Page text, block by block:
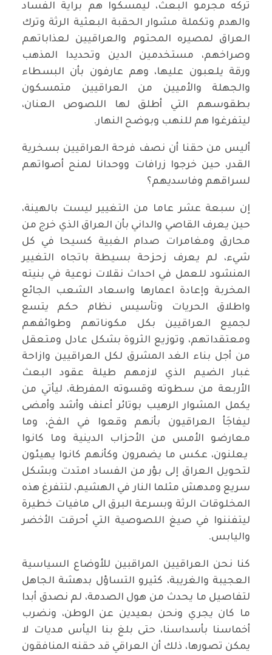
تركه مجرمو البعث، ليمسكوا هم براية الفساد
والهدم وتكملة مشوار الحقبة البعثية الرثة وترك
العراق لمصيره المحتوم والعراقيين لعذاباتهم
وصراخهم، مستخدمين الدين وتحديدا المذهب
ورقة يلعبون عليها، وهم عارفون بأن البسطاء
والجهلة والأميين من العراقيين متمسكون
بطقوسهم التي أطلق لها اللصوص العنان،
ليتفرغوا هم للنهب وبوضح النهار.
أليس من حقنا أن نصف فرحة العراقيين بسخرية
القدر، حين خرجوا زرافات ووحدانا لمنح أصواتهم
لسراقهم وفاسديهم؟
إن سبعة عشر عاما من التغيير ليست بالهينة،
حين يعرف القاصي والداني بأن العراق الذي خرج من
محارق ومغامرات صدام الغبية كسيحا في كل
شيء، لم يعرف زحزحة بسيطة باتجاه التغيير
المنشود للعمل في احداث نقلات نوعية في بنيته
المخربة وإعادة اعمارها واسعاد الشعب الجائع
واطلاق الحريات وتأسيس نظام حكم يتسع
لجميع العراقيين بكل مكوناتهم وطوائفهم
ومعتقداتهم، وتوزيع الثروة بشكل عادل ومتعقل
من أجل بناء الغد المشرق لكل العراقيين وازاحة
غبار الضيم الذي لازمهم طيلة عقود البعث
الأربعة من سطوته وقسوته المفرطة، ليأتي من
يكمل المشوار الرهيب بوتائر أعنف وأشد وأمضى
ليفاجَأ العراقيون بأنهم وقعوا في الفخ، وما
معارضو الأمس من الأحزاب الدينية وما كانوا
يعلنون، عكس ما يضمرون وكأنهم كانوا يهيئون
لتحويل العراق إلى بؤر من الفساد امتدت وبشكل
سريع ومدهش مثلما النار في الهشيم، لتتفرغ هذه
المخلوقات الرثة وبسرعة البرق الى مافيات خطيرة
ليتفننوا في صيغ اللصوصية التي أحرقت الأخضر
واليابس.
كنا نحن العراقيين المراقبين للأوضاع السياسية
العجيبة والغريبة، كثيرو التساؤل بدهشة الجاهل
لتفاصيل ما يحدث من هول الصدمة، لم نصدق أبدا
ما كان يجري ونحن بعيدين عن الوطن، ونضرب
أخماسنا بأسداسنا، حتى بلغ بنا اليأس مديات لا
يمكن تصورها، ذلك أن العراقي قد حقنه المنافقون